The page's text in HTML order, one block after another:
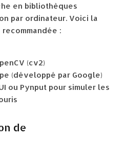
en bibliothèques
par ordinateur. Voici la
:
(cv2)
(développé par Google)
ou Pynput pour simuler les
de